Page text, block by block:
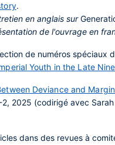
.
en anglais sur
de l'ouvrage en
de numéros spéciaux
Youth in the Late
Deviance and
2, 2025 (codirigé avec
dans des revues à